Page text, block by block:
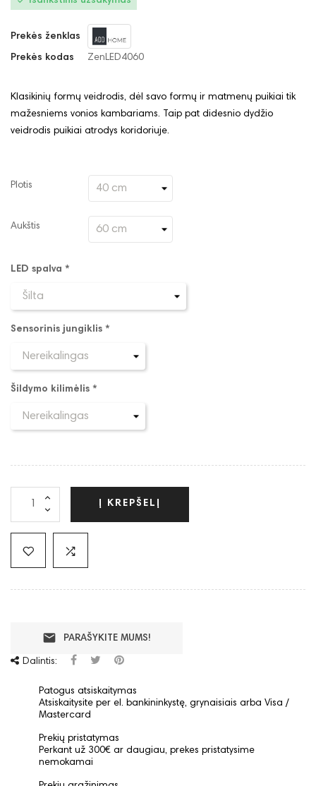
Prekės ženklas
Prekės kodas ZenLED4060
Klasikinių formų veidrodis, dėl savo formų ir matmenų puikiai tik
mažesniems vonios kambariams. Taip pat didesnio dydžio
veidrodis puikiai atrodys koridoriuje.
LED spalva *
Sensorinis jungiklis *
Šildymo kilimėlis *
Plotis
Aukštis
Į KREPŠELĮ
email PARAŠYKITE MUMS!
Dalintis:
Patogus atsiskaitymas
Atsiskaitysite per el. bankininkystę, grynaisiais arba Visa /
Mastercard
Prekių pristatymas
Perkant už 300€ ar daugiau, prekes pristatysime
nemokamai